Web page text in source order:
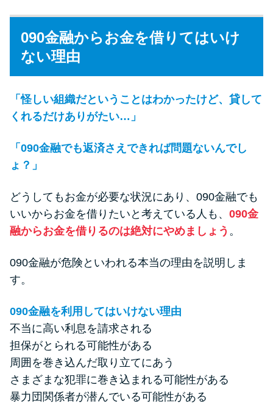
090金融からお金を借りてはいけ
ない理由
「怪しい組織だということはわかったけど、貸して
くれるだけありがたい…」
「090金融でも返済さえできれば問題ないんでし
ょ？」
どうしてもお金が必要な状況にあり、090金融でも
いいからお金を借りたいと考えている人も、 090金
融からお金を借りるのは絶対にやめましょう 。
090金融が危険といわれる本当の理由を説明しま
す。
090金融を利用してはいけない理由
不当に高い利息を請求される
担保がとられる可能性がある
周囲を巻き込んだ取り立てにあう
さまざまな犯罪に巻き込まれる可能性がある
暴力団関係者が潜んでいる可能性がある